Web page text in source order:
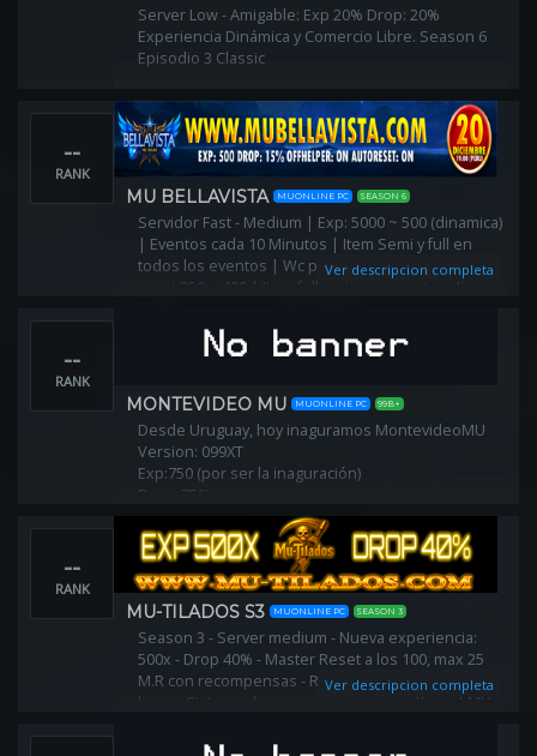
Server Low - Amigable: Exp 20% Drop: 20%
Experiencia Dinámica y Comercio Libre. Season 6
Episodio 3 Classic
--
RANK
MU BELLAVISTA MUONLINE PC SEASON 6
Servidor Fast - Medium | Exp: 5000 ~ 500 (dinamica)
| Eventos cada 10 Minutos | Item Semi y full en
todos los eventos | Wc por evento o reset | lv
reset 350 ~ 400 | Item full gratis en eventos diarios
Ver descripcion completa
--
RANK
MONTEVIDEO MU MUONLINE PC 99B+
Desde Uruguay, hoy inaguramos MontevideoMU
Version: 099XT
Exp:750 (por ser la inaguración)
Drop: 75%
--
RANK
MU-TILADOS S3 MUONLINE PC SEASON 3
Season 3 - Server medium - Nueva experiencia:
500x - Drop 40% - Master Reset a los 100, max 25
M.R con recompensas - Reset automatico en el
lugar - Sistema de recompensas unico King of MU -
Ver descripcion completa